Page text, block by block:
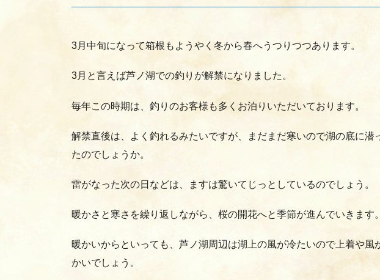
3月中旬になって箱根もようやく冬から春へうつりつつあります。
3月と言えば芦ノ湖での釣りが解禁になりました。
毎年この時期は、釣りのお客様も多くお泊りいただいております。
解禁直後は、よく釣れるみたいですが、まだまだ寒いので湖の底に潜
たのでしょうか。
雷がなった次の日などは、ますは驚いてじっとしているのでしょう。
暖かさと寒さを繰り返しながら、桜の開花へと季節が進んでいきます。
暖かいからといっても、芦ノ湖周辺は湖上の風が冷たいので上着や風
かいでしょう。